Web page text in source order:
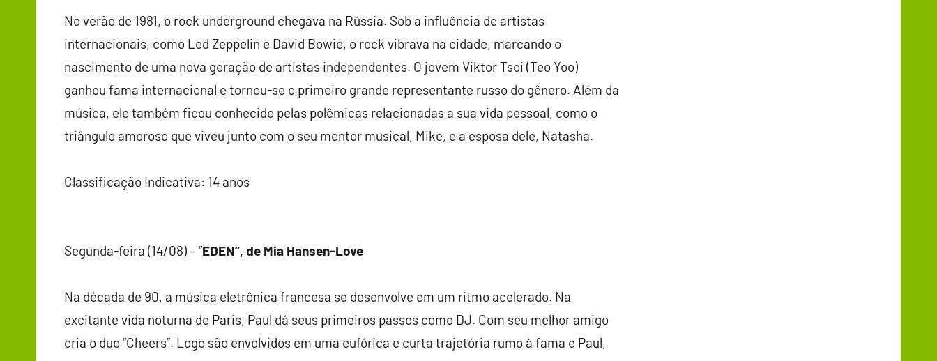
No verão de 1981, o rock underground chegava na Rússia. Sob a influência de artistas
internacionais, como Led Zeppelin e David Bowie, o rock vibrava na cidade, marcando o
nascimento de uma nova geração de artistas independentes. O jovem Viktor Tsoi (Teo Yoo)
ganhou fama internacional e tornou-se o primeiro grande representante russo do gênero. Além da
música, ele também ficou conhecido pelas polêmicas relacionadas a sua vida pessoal, como o
triângulo amoroso que viveu junto com o seu mentor musical, Mike, e a esposa dele, Natasha.
Classificação Indicativa: 14 anos
Segunda-feira (14/08) – “EDEN”, de Mia Hansen-Love
Na década de 90, a música eletrônica francesa se desenvolve em um ritmo acelerado. Na
excitante vida noturna de Paris, Paul dá seus primeiros passos como DJ. Com seu melhor amigo
cria o duo “Cheers”. Logo são envolvidos em uma eufórica e curta trajetória rumo à fama e Paul,